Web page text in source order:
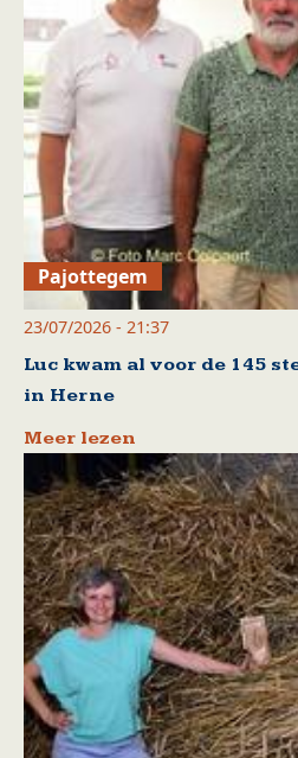
Pajottegem
23/07/2026 - 21:37
Luc kwam al voor de 145
in Herne
Meer lezen